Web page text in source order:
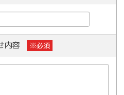
内容 ※必須